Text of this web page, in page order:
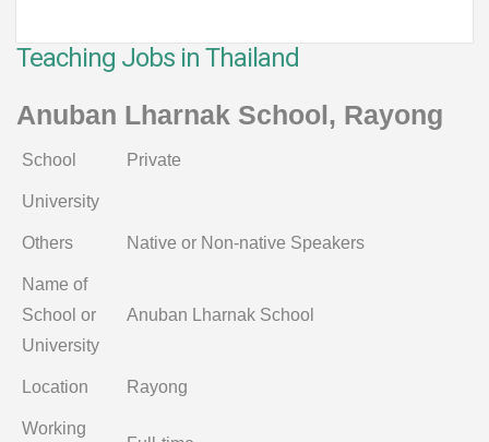
Teaching Jobs in Thailand
Anuban Lharnak School, Rayong
School Private
University
Others Native or Non-native Speakers
Name of
School or
University
Anuban Lharnak School
Location Rayong
Working